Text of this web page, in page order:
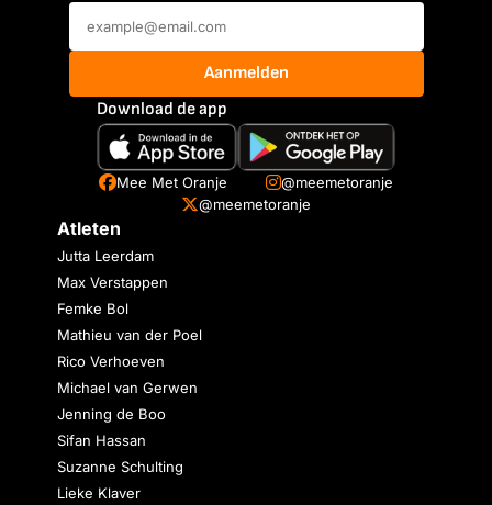
Aanmelden
Download de app
Mee Met Oranje
@meemetoranje
@meemetoranje
Atleten
Jutta Leerdam
Max Verstappen
Femke Bol
Mathieu van der Poel
Rico Verhoeven
Michael van Gerwen
Jenning de Boo
Sifan Hassan
Suzanne Schulting
Lieke Klaver